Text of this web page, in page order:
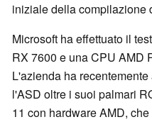
iniziale della compilazione
Microsoft ha effettuato il
RX 7600 e una CPU AMD
L'azienda ha
l'ASD oltre i suoi palmari
11 con hardware AMD,